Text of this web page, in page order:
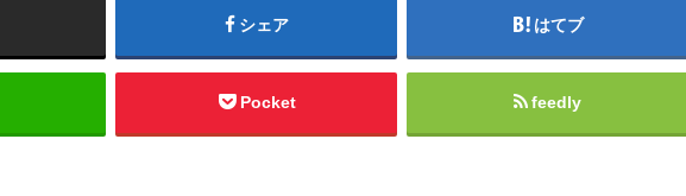
シェア はてブ
Pocket feedly